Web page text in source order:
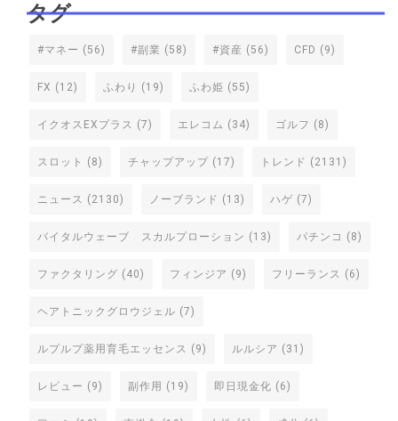
タグ
#マネー (56) #副業 (58) #資産 (56) CFD (9)
FX (12) ふわり (19) ふわ姫 (55)
イクオスEXプラス (7) エレコム (34) ゴルフ (8)
スロット (8) チャップアップ (17) トレンド (2131)
ニュース (2130) ノーブランド (13) ハゲ (7)
バイタルウェーブ スカルプローション (13) パチンコ (8)
ファクタリング (40) フィンジア (9) フリーランス (6)
ヘアトニックグロウジェル (7)
ルプルプ薬用育毛エッセンス (9) ルルシア (31)
レビュー (9) 副作用 (19) 即日現金化 (6)